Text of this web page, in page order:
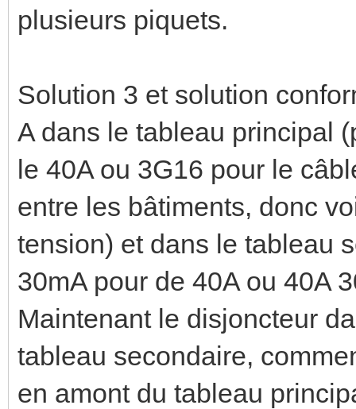
plusieurs piquets.
Solution 3 et solution
A dans le tableau principal
le 40A ou 3G16 pour le
entre les bâtiments, donc
tension) et dans le tableau
30mA pour de 40A ou 40A
Maintenant le disjoncteur
tableau secondaire,
en amont du tableau